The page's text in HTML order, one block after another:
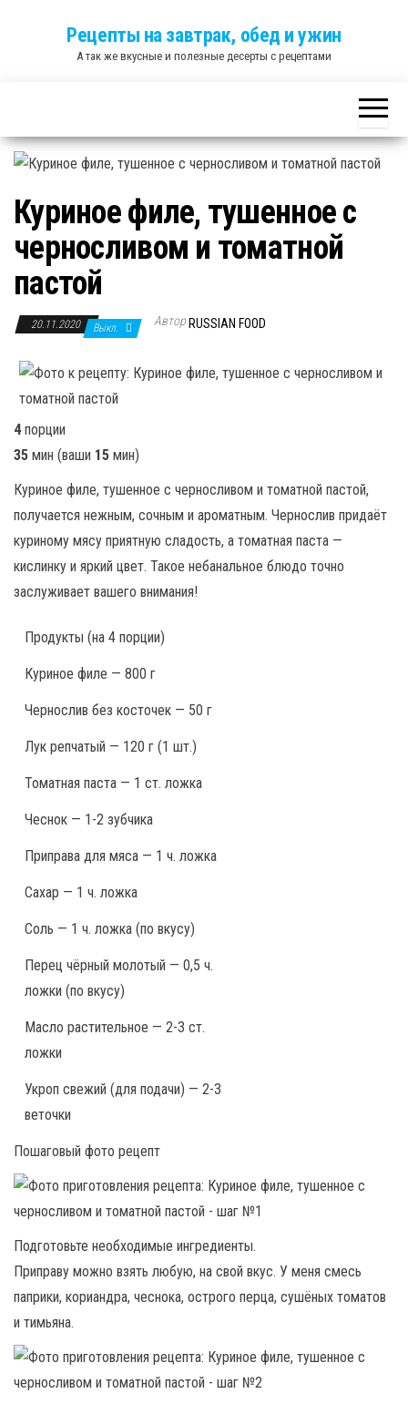
Рецепты на завтрак, обед и ужин
А так же вкусные и полезные десерты с рецептами
Куриное филе, тушенное с
черносливом и томатной
пастой
20.11.2020 Выкл. Автор RUSSIAN FOOD
4 порции
35 мин (ваши 15 мин)
Куриное филе, тушенное с черносливом и томатной пастой,
получается нежным, сочным и ароматным. Чернослив придаёт
куриному мясу приятную сладость, а томатная паста —
кислинку и яркий цвет. Такое небанальное блюдо точно
заслуживает вашего внимания!
Продукты (на 4 порции)
Куриное филе — 800 г
Чернослив без косточек — 50 г
Лук репчатый — 120 г (1 шт.)
Томатная паста — 1 ст. ложка
Чеснок — 1-2 зубчика
Приправа для мяса — 1 ч. ложка
Сахар — 1 ч. ложка
Соль — 1 ч. ложка (по вкусу)
Перец чёрный молотый — 0,5 ч.
ложки (по вкусу)
Масло растительное — 2-3 ст.
ложки
Укроп свежий (для подачи) — 2-3
веточки
Пошаговый фото рецепт
Подготовьте необходимые ингредиенты.
Приправу можно взять любую, на свой вкус. У меня смесь
паприки, кориандра, чеснока, острого перца, сушёных томатов
и тимьяна.